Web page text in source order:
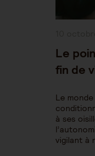
Le
fin de
Le
à ses
vigilant à